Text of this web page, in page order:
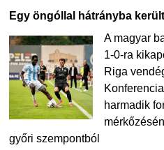
Egy öngóllal hátrányba
A magyar
1-0-ra
Riga
harmadik
győri szempontból